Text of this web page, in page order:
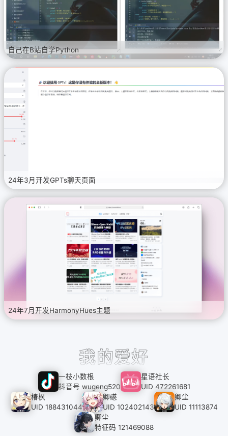
自己在B站自学Python
24年3月开发GPTs聊天页面
24年7月开发HarmonyHues主题
我的爱好
一枝小数根
抖音号 wugeng520
星语社长
UID 472261681
椿枫
UID 188431044
卿礠
UID 102402143
卿尘
UID 11113874
卿尘
特征码 121469088